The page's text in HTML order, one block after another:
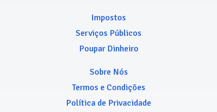
Impostos
Serviços Públicos
Poupar Dinheiro
Sobre Nós
Termos e Condições
Política de Privacidade